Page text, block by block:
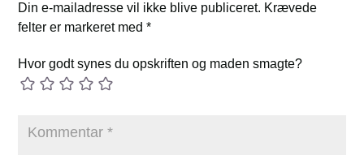
Din e-mailadresse vil ikke blive publiceret. Krævede
felter er markeret med*
Hvor godt synes du opskriften og maden smagte?